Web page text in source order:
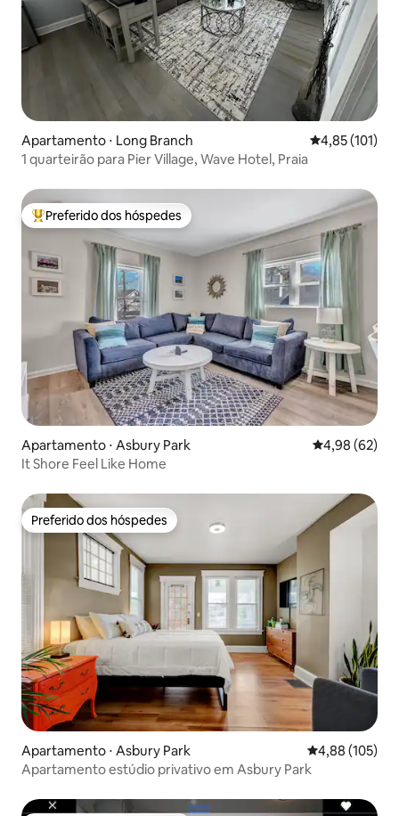
Apartamento ⋅ Long Branch 4,85 de uma
4,85 (101)
1 quarteirão para Pier Village, Wave Hotel, Praia
Entre os melhores preferidos dos hóspedes
Preferido dos hóspedes
Apartamento ⋅ Asbury Park 4,98 de uma
4,98 (62)
It Shore Feel Like Home
Preferido dos hóspedes
Preferido dos hóspedes
Apartamento ⋅ Asbury Park 4,88 de uma
4,88 (105)
Apartamento estúdio privativo em Asbury Park